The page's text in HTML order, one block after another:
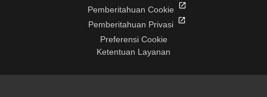
Pemberitahuan Cookie
Pemberitahuan Privasi
Preferensi Cookie
Ketentuan Layanan